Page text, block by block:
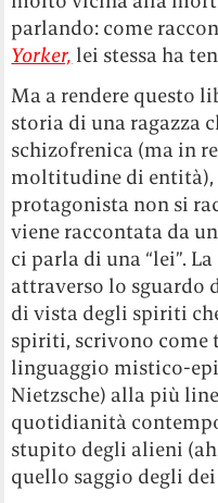
parlando: come
Yorker, lei stessa ha
Ma a rendere questo
storia di una ragazza
schizofrenica (ma in
moltitudine di entità),
protagonista non si
viene raccontata da
ci parla di una “lei”.
attraverso lo sguardo
di vista degli spiriti
spiriti, scrivono come
linguaggio mistico-
Nietzsche) alla più
quotidianità
stupito degli alieni
quello saggio degli